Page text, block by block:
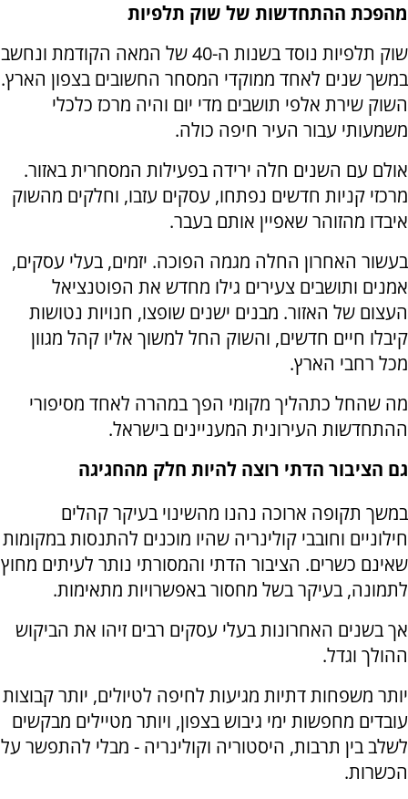
מהפכת ההתחדשות של שוק תלפיות
שוק תלפיות נוסד בשנות ה-40 של המאה הקודמת ונחשב
במשך שנים לאחד ממוקדי המסחר החשובים בצפון הארץ.
השוק שירת אלפי תושבים מדי יום והיה מרכז כלכלי
משמעותי עבור העיר חיפה כולה.
אולם עם השנים חלה ירידה בפעילות המסחרית באזור.
מרכזי קניות חדשים נפתחו, עסקים עזבו, וחלקים מהשוק
איבדו מהזוהר שאפיין אותם בעבר.
בעשור האחרון החלה מגמה הפוכה. יזמים, בעלי עסקים,
אמנים ותושבים צעירים גילו מחדש את הפוטנציאל
העצום של האזור. מבנים ישנים שופצו, חנויות נטושות
קיבלו חיים חדשים, והשוק החל למשוך אליו קהל מגוון
מכל רחבי הארץ.
מה שהחל כתהליך מקומי הפך במהרה לאחד מסיפורי
ההתחדשות העירונית המעניינים בישראל.
גם הציבור הדתי רוצה להיות חלק מהחגיגה
במשך תקופה ארוכה נהנו מהשינוי בעיקר קהלים
חילוניים וחובבי קולינריה שהיו מוכנים להתנסות במקומות
שאינם כשרים. הציבור הדתי והמסורתי נותר לעיתים מחוץ
לתמונה, בעיקר בשל מחסור באפשרויות מתאימות.
אך בשנים האחרונות בעלי עסקים רבים זיהו את הביקוש
ההולך וגדל.
יותר משפחות דתיות מגיעות לחיפה לטיולים, יותר קבוצות
עובדים מחפשות ימי גיבוש בצפון, ויותר מטיילים מבקשים
לשלב בין תרבות, היסטוריה וקולינריה - מבלי להתפשר על
הכשרות.